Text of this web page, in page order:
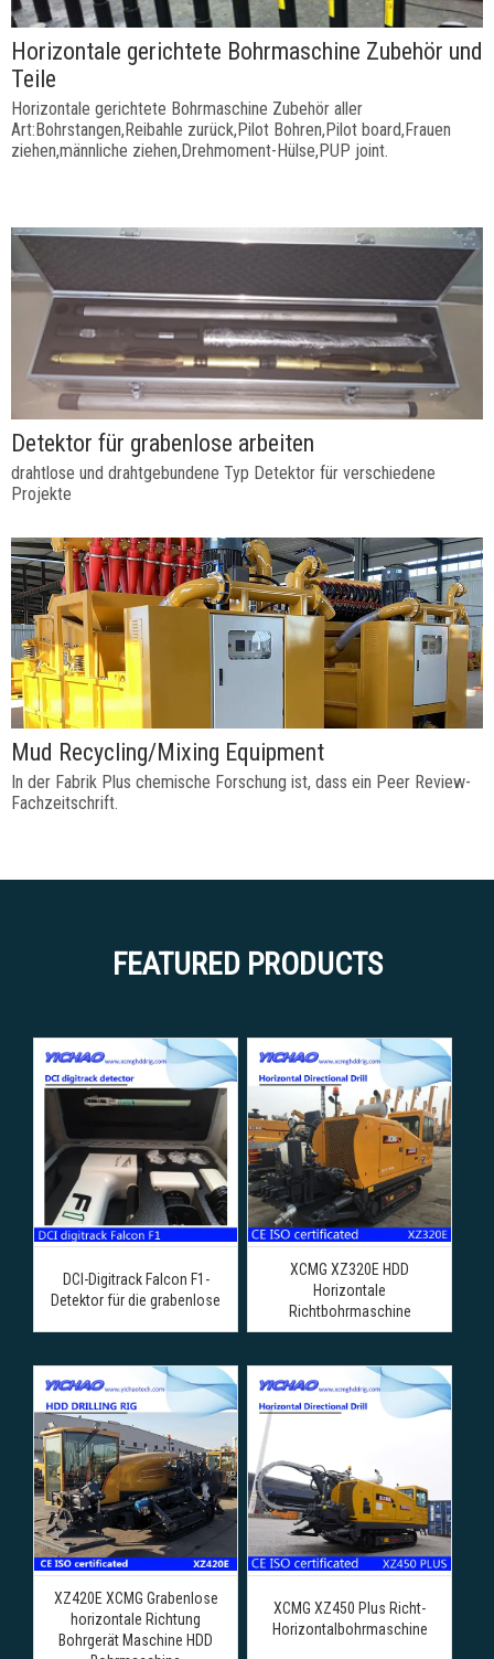
Horizontale gerichtete Bohrmaschine Zubehör und
Teile
Horizontale gerichtete Bohrmaschine Zubehör aller
Art:Bohrstangen,Reibahle zurück,Pilot Bohren,Pilot board,Frauen
ziehen,männliche ziehen,Drehmoment-Hülse,PUP joint.
Detektor für grabenlose arbeiten
drahtlose und drahtgebundene Typ Detektor für verschiedene
Projekte
Mud Recycling/Mixing Equipment
In der Fabrik Plus chemische Forschung ist, dass ein Peer Review-
Fachzeitschrift.
FEATURED PRODUCTS
DCI-Digitrack Falcon F1-
Detektor für die grabenlose
XCMG XZ320E HDD
Horizontale
Richtbohrmaschine
XZ420E XCMG Grabenlose
horizontale Richtung
Bohrgerät Maschine HDD
XCMG XZ450 Plus Richt-
Horizontalbohrmaschine